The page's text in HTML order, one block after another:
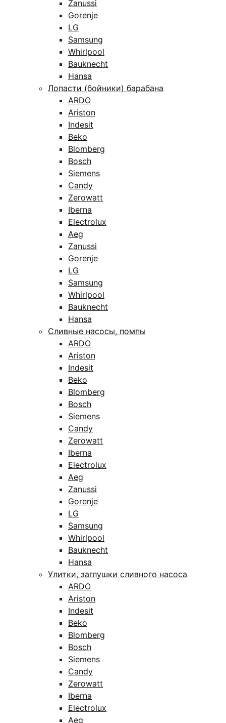
Zanussi
Gorenje
LG
Samsung
Whirlpool
Bauknecht
Hansa
Лопасти (бойники) барабана
ARDO
Ariston
Indesit
Beko
Blomberg
Bosch
Siemens
Candy
Zerowatt
Iberna
Electrolux
Aeg
Zanussi
Gorenje
LG
Samsung
Whirlpool
Bauknecht
Hansa
Сливные насосы, помпы
ARDO
Ariston
Indesit
Beko
Blomberg
Bosch
Siemens
Candy
Zerowatt
Iberna
Electrolux
Aeg
Zanussi
Gorenje
LG
Samsung
Whirlpool
Bauknecht
Hansa
Улитки, заглушки сливного насоса
ARDO
Ariston
Indesit
Beko
Blomberg
Bosch
Siemens
Candy
Zerowatt
Iberna
Electrolux
Aeg